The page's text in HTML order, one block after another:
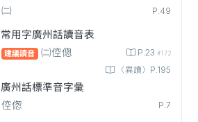
㈡
P.49
常用字廣州話讀音表
建議讀音 ㈡倥傯 P.23 #172
〈異讀〉P.195
廣州話標準音字彙
倥偬
P.7